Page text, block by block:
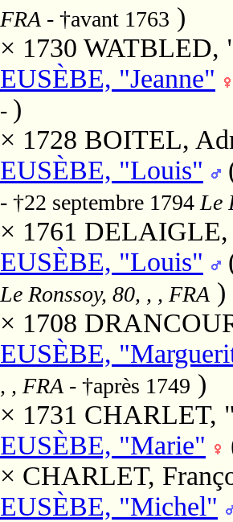
FRA - †avant 1763 )
× 1730 WATBLED,
EUSÈBE, "Jeanne"
- )
× 1728 BOITEL,
EUSÈBE, "Louis"
- †22 septembre 1794 Le
× 1761 DELAIGLE,
EUSÈBE, "Louis"
Le Ronssoy, 80, , , FRA )
× 1708
EUSÈBE,
, , FRA - †après 1749 )
× 1731 CHARLET,
EUSÈBE, "Marie"
× CHARLET,
EUSÈBE, "Michel"